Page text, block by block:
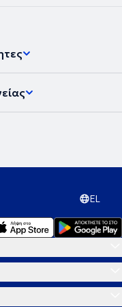
τεχνικές
(certified Knee Surgeon
Υγείας. Επιπροσθέτως,
Ιατρική Εταιρεία.
προσκεκλημένος
στην Ευρώπη και την
ελάχιστα επεμβατική
ο Δρ. Ιωάννης
τεχνογνωσία στον
EL